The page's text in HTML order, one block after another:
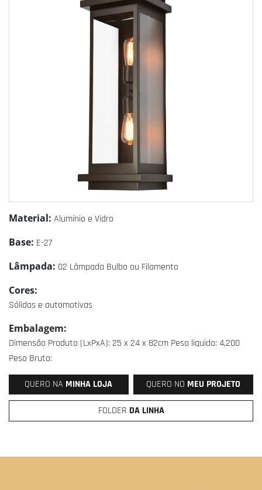
Material: Alumínio e Vidro
Base: E-27
Lâmpada: 02 Lâmpada Bulbo ou Filamento
Cores:
Sólidas e automotivas
Embalagem:
Dimensão Produto (LxPxA): 25 x 24 x 82cm Peso liquido: 4,200
Peso Bruto:
QUERO NA MINHA LOJA QUERO NO MEU PROJETO
FOLDER DA LINHA